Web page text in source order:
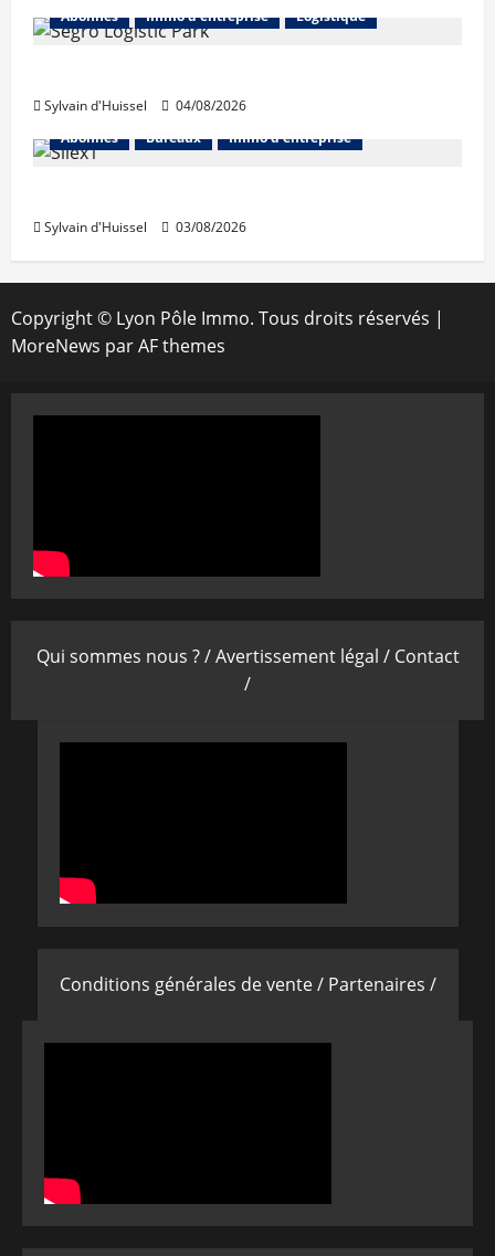
Abonnés
Immo d'entreprise Logistique
Sylvain d'Huissel
04/08/2026
Abonnés
Bureaux Immo d'entreprise
Sylvain d'Huissel 03/08/2026
Copyright © Lyon Pôle Immo. Tous droits réservés |
MoreNews par AF themes
Qui sommes nous ? /Avertissement légal / Contact
/
Conditions générales de vente / Partenaires /